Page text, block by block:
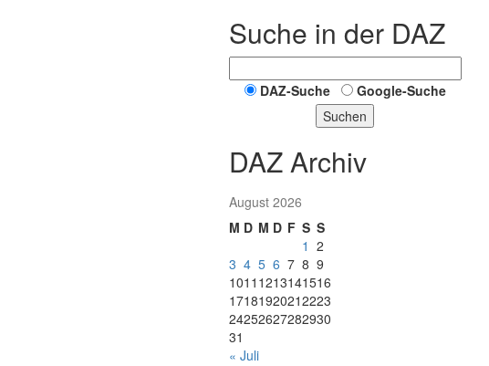
Suche in der DAZ
DAZ-Suche
Google-Suche
Suchen
DAZ Archiv
August 2026
M D M D F S S
1 2
3 4 5 6 7 8 9
1011 1213141516
17181920212223
24252627282930
31
« Juli